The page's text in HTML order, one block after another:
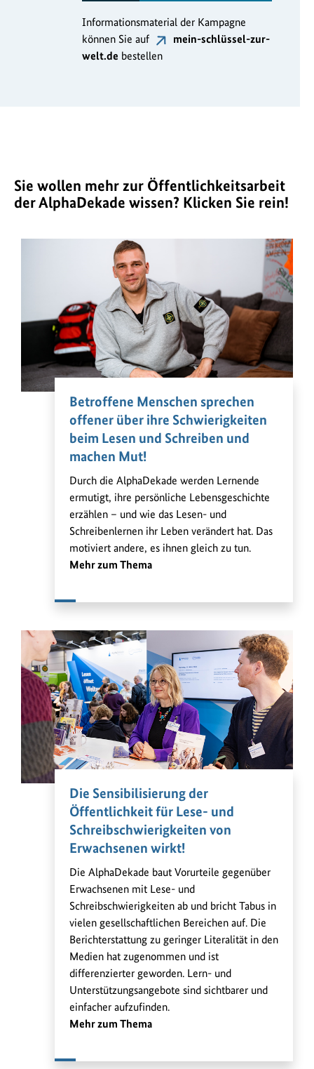
Informationsmaterial der Kampagne
können Sie auf
mein-schlüssel-zur-
welt.de bestellen
Sie wollen mehr zur Öffentlichkeitsarbeit
der AlphaDekade wissen? Klicken Sie rein!
Betroffene Menschen sprechen
offener über ihre Schwierigkeiten
beim Lesen und Schreiben und
machen Mut!
Durch die AlphaDekade werden Lernende
ermutigt, ihre persönliche Lebensgeschichte
erzählen – und wie das Lesen- und
Schreibenlernen ihr Leben verändert hat. Das
motiviert andere, es ihnen gleich zu tun.
Mehr zum Thema
Die Sensibilisierung der
Öffentlichkeit für Lese- und
Schreibschwierigkeiten von
Erwachsenen wirkt!
Die AlphaDekade baut Vorurteile gegenüber
Erwachsenen mit Lese- und
Schreibschwierigkeiten ab und bricht Tabus in
vielen gesellschaftlichen Bereichen auf. Die
Berichterstattung zu geringer Literalität in den
Medien hat zugenommen und ist
differenzierter geworden. Lern- und
Unterstützungsangebote sind sichtbarer und
einfacher aufzufinden.
Mehr zum Thema